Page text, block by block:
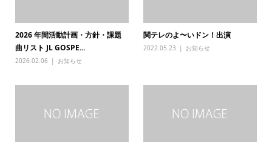
2026 年間活動計画・方針・課題
曲リスト JL GOSPE...
2026.02.06 お知らせ
関テレのよ〜いドン！出演
2022.05.23 お知らせ